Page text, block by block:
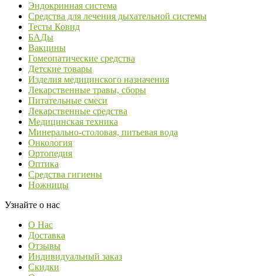
Эндокринная система
Средства для лечения дыхательной системы
Тесты Ковид
БАДы
Вакцины
Гомеопатические средства
Детские товары
Изделия медицинского назначения
Лекарственные травы, сборы
Питательные смеси
Лекарственные средства
Медицинская техника
Минерально-столовая, питьевая вода
Онкология
Ортопедия
Оптика
Средства гигиены
Ножницы
Узнайте о нас
О Нас
Доставка
Отзывы
Индивидуальный заказ
Скидки